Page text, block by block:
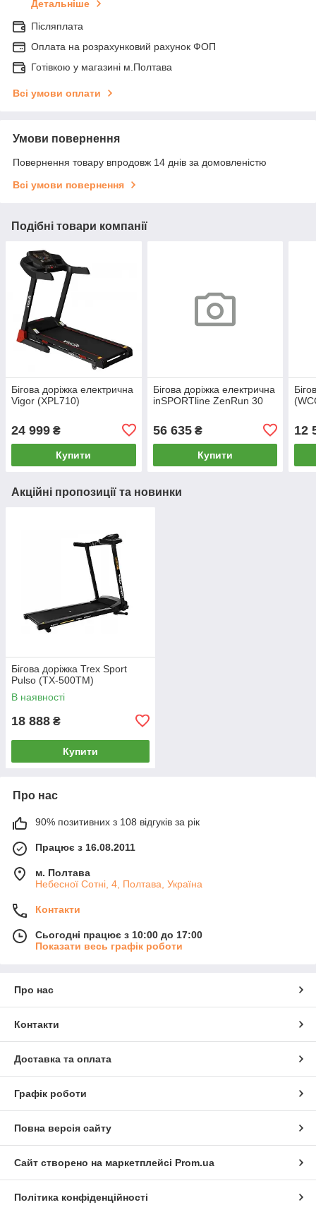
Детальніше
Післяплата
Оплата на розрахунковий рахунок ФОП
Готівкою у магазині м.Полтава
Всі умови оплати
Умови повернення
Повернення товару впродовж 14 днів за домовленістю
Всі умови повернення
Подібні товари компанії
Бігова доріжка електрична
Vigor (XPL710)
24 999 ₴
Купити
Бігова доріжка електрична
inSPORTline ZenRun 30
56 635₴
Купити
12
Акційні пропозиції та новинки
Бігова доріжка Trex Sport
Pulso (TX-500TM)
В наявності
18 888 ₴
Купити
Про нас
90% позитивних з 108 відгуків за рік
Працює з 16.08.2011
м. Полтава
Небесної Сотні, 4, Полтава, Україна
Контакти
Сьогодні працює з 10:00 до 17:00
Показати весь графік роботи
Про нас
Контакти
Доставка та оплата
Графік роботи
Повна версія сайту
Сайт створено на маркетплейсі Prom.ua
Політика конфіденційності